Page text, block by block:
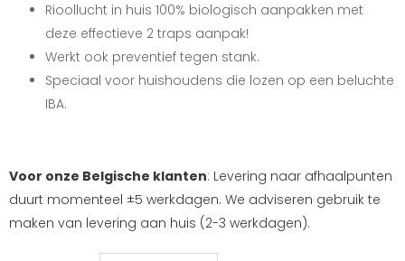
Rioollucht in huis 100% biologisch aanpakken met
deze effectieve 2 traps aanpak!
Werkt ook preventief tegen stank.
Speciaal voor huishoudens die lozen op een beluchte
IBA.
Voor onze Belgische klanten: Levering naar afhaalpunten
duurt momenteel ±5 werkdagen. We adviseren gebruik te
maken van levering aan huis (2-3 werkdagen).